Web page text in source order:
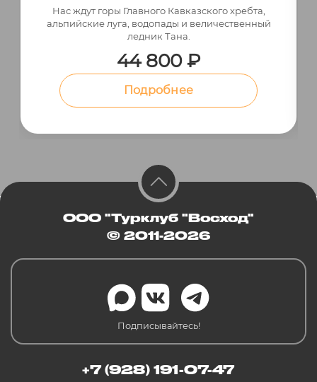
Нас ждут горы Главного Кавказского хребта,
альпийские луга, водопады и величественный
ледник Тана.
44 800 ₽
Подробнее
ООО "Турклуб "Восход"
© 2011-2026
Подписывайтесь!
+7 (928) 191-07-47